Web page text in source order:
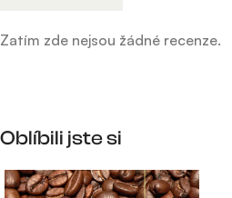
Zatím zde nejsou žádné recenze.
Oblíbili jste si